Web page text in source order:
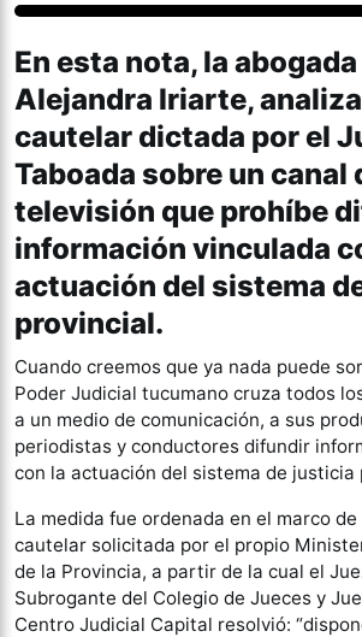
En esta nota, la
Alejandra Iriarte,
cautelar dictada por el
Taboada sobre un canal
televisión que prohíbe
información vinculada
actuación del sistema
provincial.
Cuando creemos que ya nada puede
Poder Judicial tucumano cruza todos
a un medio de comunicación, a sus
periodistas y conductores difundir
con la actuación del sistema de justicia
La medida fue ordenada en el marco
cautelar solicitada por el propio
de la Provincia, a partir de la cual el
Subrogante del Colegio de Jueces y
Centro Judicial Capital resolvió: